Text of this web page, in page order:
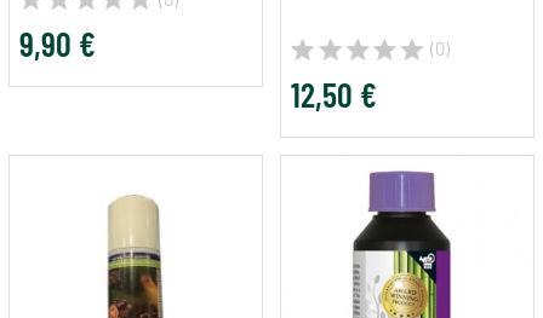
9,90 € (0)
12,50 €